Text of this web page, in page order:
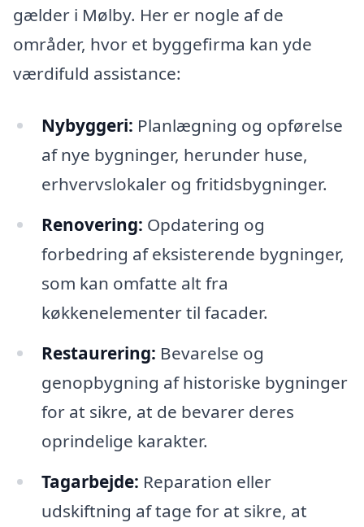
gælder i Mølby. Her er nogle af de
områder, hvor et byggefirma kan yde
værdifuld assistance:
Nybyggeri: Planlægning og opførelse
af nye bygninger, herunder huse,
erhvervslokaler og fritidsbygninger.
Renovering: Opdatering og
forbedring af eksisterende bygninger,
som kan omfatte alt fra
køkkenelementer til facader.
Restaurering: Bevarelse og
genopbygning af historiske bygninger
for at sikre, at de bevarer deres
oprindelige karakter.
Tagarbejde: Reparation eller
udskiftning af tage for at sikre, at